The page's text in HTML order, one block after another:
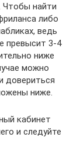
Чтобы найти
либо
ведь
превысит 3-4
ниже
можно
довериться
ниже.
кабинет
и следуйте